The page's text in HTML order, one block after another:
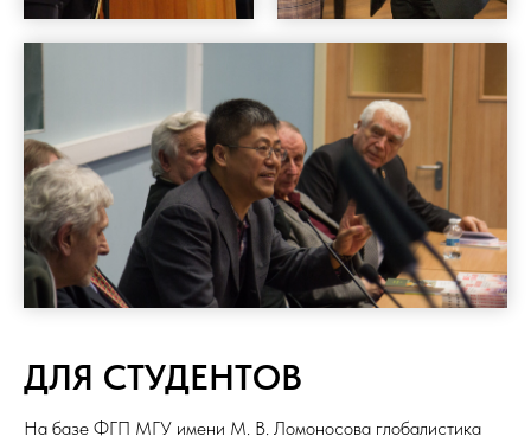
ДЛЯ СТУДЕНТОВ
На базе ФГП МГУ имени М. В. Ломоносова глобалистика